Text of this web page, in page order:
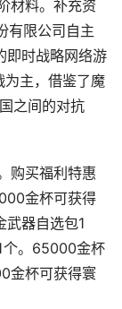
材料。补充资
有限公司自主
即时战略网络游
主，借鉴了魔
之间的对抗
购买福利特惠
金杯可获得
武器自选包1
个。65000金杯
金杯可获得寰